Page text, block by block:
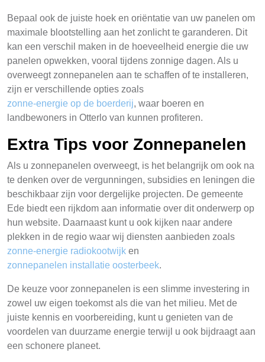
Bepaal ook de juiste hoek en oriëntatie van uw panelen om
maximale blootstelling aan het zonlicht te garanderen. Dit
kan een verschil maken in de hoeveelheid energie die uw
panelen opwekken, vooral tijdens zonnige dagen. Als u
overweegt zonnepanelen aan te schaffen of te installeren,
zijn er verschillende opties zoals
zonne-energie op de boerderij, waar boeren en
landbewoners in Otterlo van kunnen profiteren.
Extra Tips voor Zonnepanelen
Als u zonnepanelen overweegt, is het belangrijk om ook na
te denken over de vergunningen, subsidies en leningen die
beschikbaar zijn voor dergelijke projecten. De gemeente
Ede biedt een rijkdom aan informatie over dit onderwerp op
hun website. Daarnaast kunt u ook kijken naar andere
plekken in de regio waar wij diensten aanbieden zoals
zonne-energie radiokootwijk en
zonnepanelen installatie oosterbeek.
De keuze voor zonnepanelen is een slimme investering in
zowel uw eigen toekomst als die van het milieu. Met de
juiste kennis en voorbereiding, kunt u genieten van de
voordelen van duurzame energie terwijl u ook bijdraagt aan
een schonere planeet.